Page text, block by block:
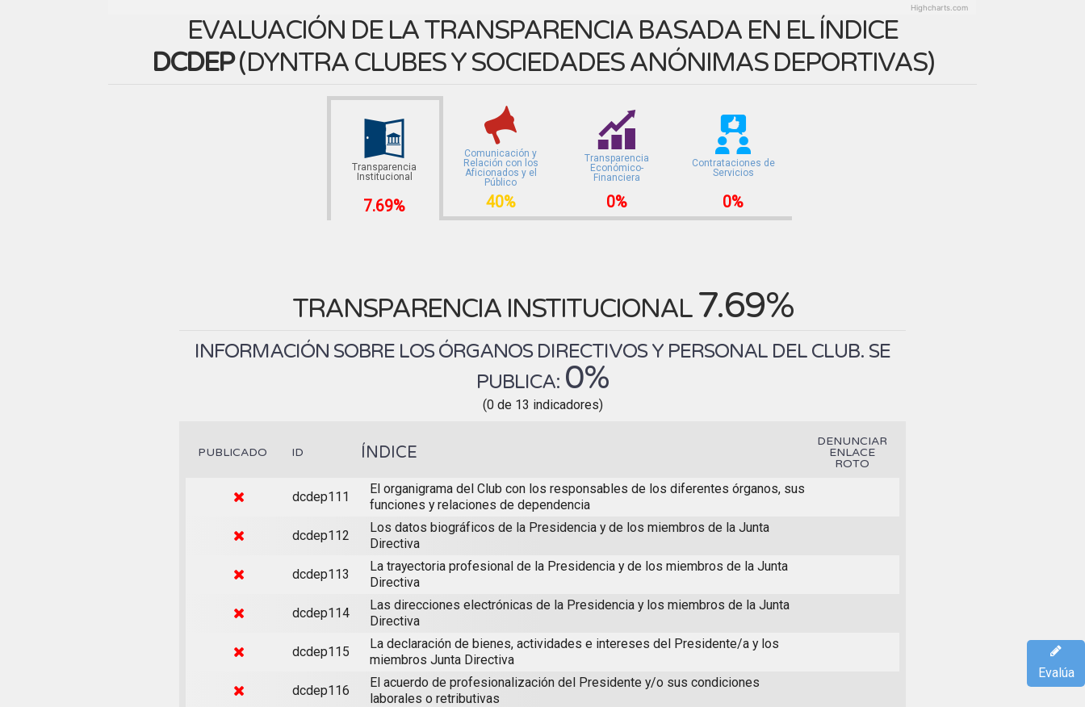
Highcharts.com
EVALUACIÓN DE LA TRANSPARENCIA BASADA EN EL ÍNDICE
DCDEP(DYNTRA CLUBES Y SOCIEDADES ANÓNIMAS DEPORTIVAS)
Transparencia
Institucional
7.69%
Comunicación y
Relación con los
Aficionados y el
Público
40%
Transparencia
Económico-
Financiera
0%
Contrataciones de
Servicios
0%
TRANSPARENCIA INSTITUCIONAL 7.69%
INFORMACIÓN SOBRE LOS ÓRGANOS DIRECTIVOS Y PERSONAL DEL CLUB. SE
PUBLICA: 0%
(0 de 13 indicadores)
PUBLICADO ID ÍNDICE
DENUNCIAR
ENLACE
ROTO
dcdep111
El organigrama del Club con los responsables de los diferentes órganos, sus
funciones y relaciones de dependencia
dcdep112
Los datos biográficos de la Presidencia y de los miembros de la Junta
Directiva
dcdep113
La trayectoria profesional de la Presidencia y de los miembros de la Junta
Directiva
dcdep114
Las direcciones electrónicas de la Presidencia y los miembros de la Junta
Directiva
dcdep115
La declaración de bienes, actividades e intereses del Presidente/a y los
miembros Junta Directiva
dcdep116
El acuerdo de profesionalización del Presidente y/o sus condiciones
laborales o retributivas
Evalúa